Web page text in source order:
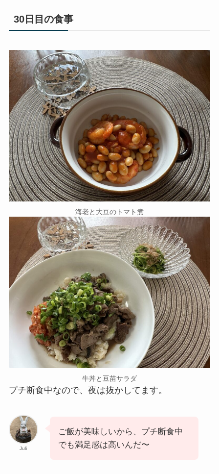
30日目の食事
海老と大豆のトマト煮
牛丼と豆苗サラダ
プチ断食中なので、夜は抜かしてます。
Juli
ご飯が美味しいから、プチ断食中
でも満足感は高いんだ〜